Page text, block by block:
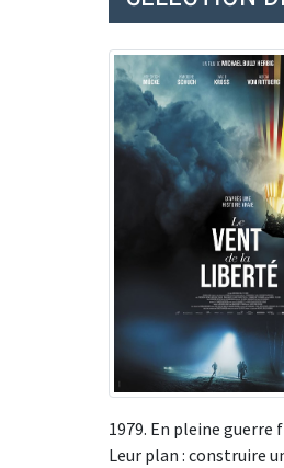
1979. En pleine
Leur plan : construire